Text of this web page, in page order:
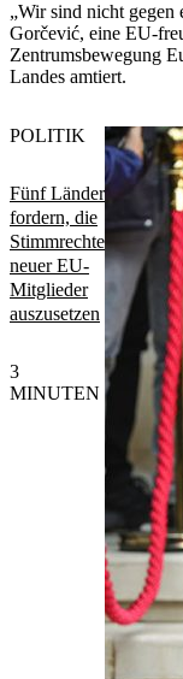
„Wir sind nicht gegen
Gorčević, eine EU-
Zentrumsbewegung
Landes amtiert.
Fünf Länder
fordern, die
Stimmrechte
neuer EU-
Mitglieder
auszusetzen
POLITIK
3
MINUTEN